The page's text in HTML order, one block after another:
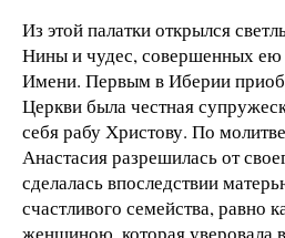
Из этой палатки открылся
Нины и чудес, совершенных ею
Имени. Первым в Иберии
Церкви была честная
себя рабу Христову. По
Анастасия разрешилась от
сделалась впоследствии
счастливого семейства, равно